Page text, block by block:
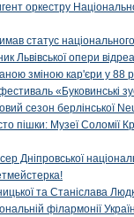
оркестру
статус національного
Львівської опери
зміною кар'єри у 88
«Буковинські
сезон берлінської
пішки: Музеї Соломії
Дніпровської
та Станіслава
філармонії